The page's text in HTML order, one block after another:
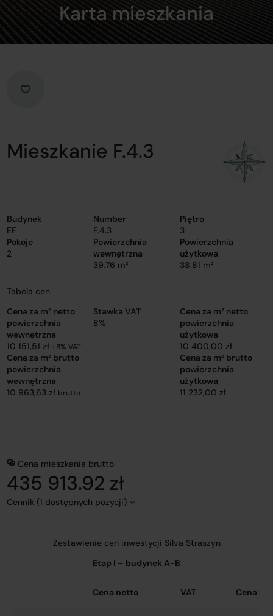
Karta mieszkania
Mieszkanie F.4.3
Budynek
EF
Number
F.4.3
Piętro
3
Pokoje
2
Powierzchnia
wewnętrzna
39.76 m²
Powierzchnia
użytkowa
38.81 m²
Tabela cen
Cena za m² netto
powierzchnia
wewnętrzna
10 151,51 zł+8% VAT
Stawka VAT
8%
Cena za m² netto
powierzchnia
użytkowa
10 400,00 zł
Cena za m² brutto
powierzchnia
wewnętrzna
10 963,63 zł brutto
Cena za m² brutto
powierzchnia
użytkowa
11 232,00 zł
Cena mieszkania brutto
435 913.92 zł
Cennik (1 dostępnych pozycji)
Zestawienie cen inwestycji Silva Straszyn
Etap I – budynek A-B
Cena netto VAT Cena